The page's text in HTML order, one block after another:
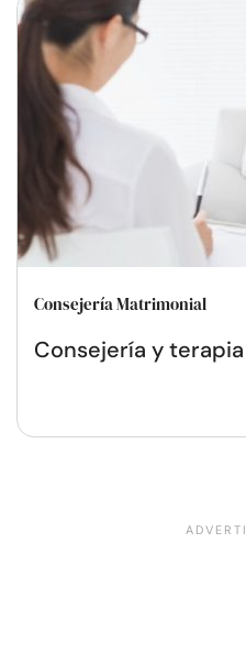
Consejería Matrimonial
Consejería y